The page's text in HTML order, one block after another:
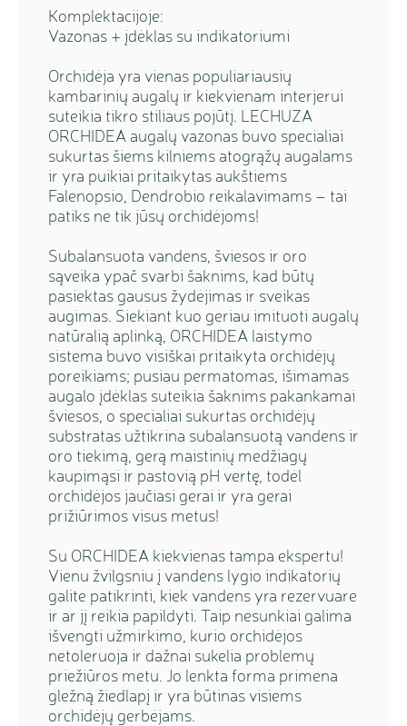
Komplektacijoje:
Vazonas + įdėklas su indikatoriumi
Orchidėja yra vienas populiariausių
kambarinių augalų ir kiekvienam interjerui
suteikia tikro stiliaus pojūtį. LECHUZA
ORCHIDEA augalų vazonas buvo specialiai
sukurtas šiems kilniems atogrąžų augalams
ir yra puikiai pritaikytas aukštiems
Falenopsio, Dendrobio reikalavimams – tai
patiks ne tik jūsų orchidėjoms!
Subalansuota vandens, šviesos ir oro
sąveika ypač svarbi šaknims, kad būtų
pasiektas gausus žydėjimas ir sveikas
augimas. Siekiant kuo geriau imituoti augalų
natūralią aplinką, ORCHIDEA laistymo
sistema buvo visiškai pritaikyta orchidėjų
poreikiams; pusiau permatomas, išimamas
augalo įdėklas suteikia šaknims pakankamai
šviesos, o specialiai sukurtas orchidėjų
substratas užtikrina subalansuotą vandens ir
oro tiekimą, gerą maistinių medžiagų
kaupimąsi ir pastovią pH vertę, todėl
orchidėjos jaučiasi gerai ir yra gerai
prižiūrimos visus metus!
Su ORCHIDEA kiekvienas tampa ekspertu!
Vienu žvilgsniu į vandens lygio indikatorių
galite patikrinti, kiek vandens yra rezervuare
ir ar jį reikia papildyti. Taip nesunkiai galima
išvengti užmirkimo, kurio orchidėjos
netoleruoja ir dažnai sukelia problemų
priežiūros metu. Jo lenkta forma primena
gležną žiedlapį ir yra būtinas visiems
orchidėjų gerbėjams.